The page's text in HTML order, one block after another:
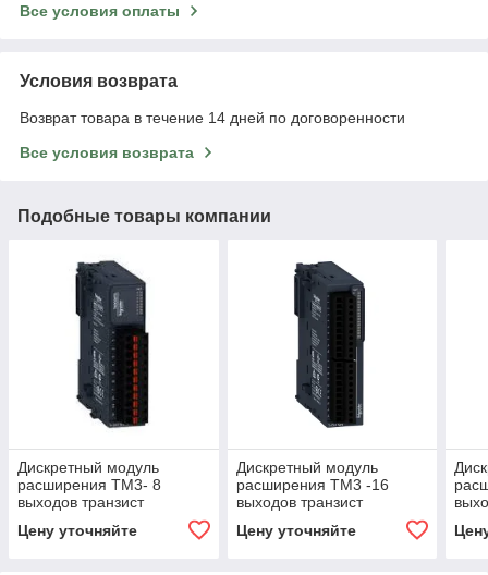
Все условия оплаты
Условия возврата
Возврат товара в течение 14 дней по договоренности
Все условия возврата
Подобные товары компании
Дискретный модуль
расширения ТМ3- 8
выходов транзист
Цену уточняйте
Дискретный модуль
расширения ТМ3 -16
выходов транзист
Цену уточняйте